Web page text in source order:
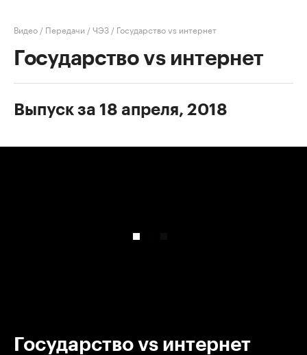
Видео / Передачи /ЧЭЗ / Государство vs интернет
Государство vs интернет
Выпуск за 18 апреля, 2018
Государство vs интернет